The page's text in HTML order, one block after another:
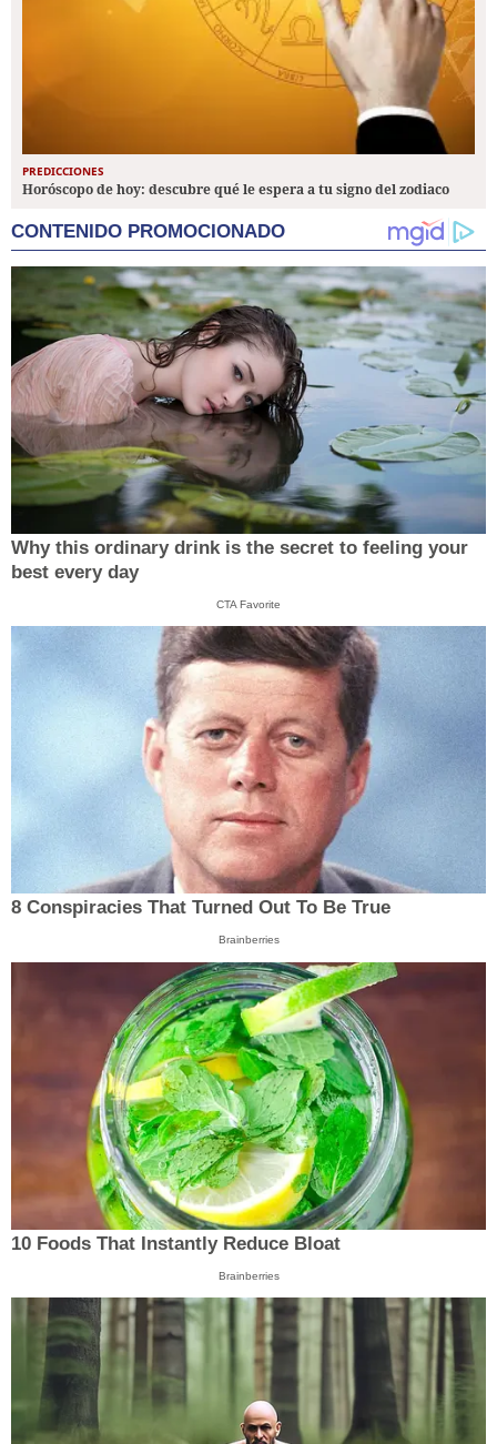
PREDICCIONES
Horóscopo de hoy: descubre qué le espera a tu signo del zodiaco
CONTENIDO PROMOCIONADO
Why this ordinary drink is the secret to feeling your
best every day
CTA Favorite
8 Conspiracies That Turned Out To Be True
Brainberries
10 Foods That Instantly Reduce Bloat
Brainberries